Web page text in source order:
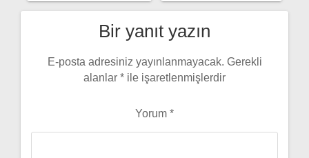
Bir yanıt yazın
E-posta adresiniz yayınlanmayacak. Gerekli
alanlar * ile işaretlenmişlerdir
Yorum *